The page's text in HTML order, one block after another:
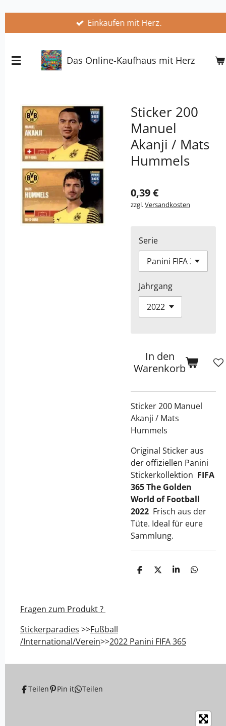
springen
Einkaufen mit Herz.
Das Online-Kaufhaus mit Herz
Sticker 200
Manuel
Akanji / Mats
Hummels
0,39 €
zzgl.Versandkosten
Serie
Jahrgang
In den
Warenkorb
Sticker 200 Manuel
Akanji / Mats
Hummels
Original Sticker aus
der offiziellen Panini
Stickerkollektion FIFA
365 The Golden
World of Football
2022 Frisch aus der
Tüte. Ideal für eure
Sammlung.
T
T
T
T
Fragen zum Produkt ?
Stickerparadies >>Fußball
/International/Verein>>2022 Panini FIFA 365
Teilen Pin it Teilen